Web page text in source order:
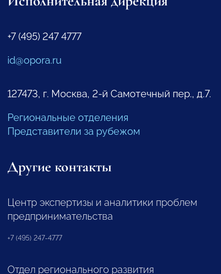
+7 (495) 247 4777
id@opora.ru
127473, г. Москва, 2-й Самотечный пер., д.7.
Региональные отделения
Представители за рубежом
Другие контакты
Центр экспертизы и аналитики проблем
предпринимательства
+7 (495) 247-4777
Отдел регионального развития